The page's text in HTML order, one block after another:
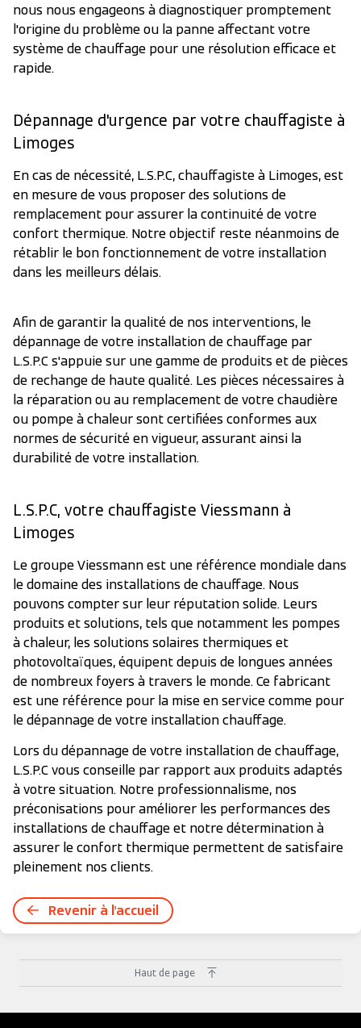
nous nous engageons à diagnostiquer promptement
l'origine du problème ou la panne affectant votre
système de chauffage pour une résolution efficace et
rapide.
Dépannage d'urgence par votre chauffagiste à
Limoges
En cas de nécessité, L.S.P.C, chauffagiste à Limoges, est
en mesure de vous proposer des solutions de
remplacement pour assurer la continuité de votre
confort thermique. Notre objectif reste néanmoins de
rétablir le bon fonctionnement de votre installation
dans les meilleurs délais.
Afin de garantir la qualité de nos interventions, le
dépannage de votre installation de chauffage par
L.S.P.C s'appuie sur une gamme de produits et de pièces
de rechange de haute qualité. Les pièces nécessaires à
la réparation ou au remplacement de votre chaudière
ou pompe à chaleur sont certifiées conformes aux
normes de sécurité en vigueur, assurant ainsi la
durabilité de votre installation.
L.S.P.C, votre chauffagiste Viessmann à
Limoges
Le groupe Viessmann est une référence mondiale dans
le domaine des installations de chauffage. Nous
pouvons compter sur leur réputation solide. Leurs
produits et solutions, tels que notamment les pompes
à chaleur, les solutions solaires thermiques et
photovoltaïques, équipent depuis de longues années
de nombreux foyers à travers le monde. Ce fabricant
est une référence pour la mise en service comme pour
le dépannage de votre installation chauffage.
Lors du dépannage de votre installation de chauffage,
L.S.P.C vous conseille par rapport aux produits adaptés
à votre situation. Notre professionnalisme, nos
préconisations pour améliorer les performances des
installations de chauffage et notre détermination à
assurer le confort thermique permettent de satisfaire
pleinement nos clients.
Revenir à l'accueil
Haut de page